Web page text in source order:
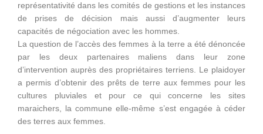
représentativité dans les comités de gestions et les instances
de prises de décision mais aussi d’augmenter leurs
capacités de négociation avec les hommes.
La question de l’accès des femmes à la terre a été dénoncée
par les deux partenaires maliens dans leur zone
d’intervention auprès des propriétaires terriens. Le plaidoyer
a permis d’obtenir des prêts de terre aux femmes pour les
cultures pluviales et pour ce qui concerne les sites
maraichers, la commune elle-même s’est engagée à céder
des terres aux femmes.